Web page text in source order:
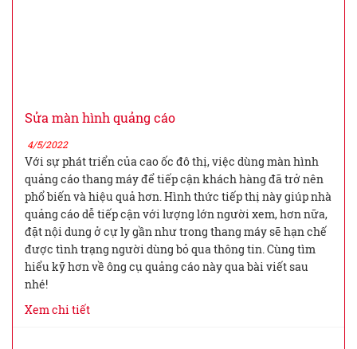
Sửa màn hình quảng cáo
4/5/2022
Với sự phát triển của cao ốc đô thị, việc dùng màn hình
quảng cáo thang máy để tiếp cận khách hàng đã trở nên
phổ biến và hiệu quả hơn. Hình thức tiếp thị này giúp nhà
quảng cáo dễ tiếp cận với lượng lớn người xem, hơn nữa,
đặt nội dung ở cự ly gần như trong thang máy sẽ hạn chế
được tình trạng người dùng bỏ qua thông tin. Cùng tìm
hiểu kỹ hơn về ông cụ quảng cáo này qua bài viết sau
nhé!
Xem chi tiết